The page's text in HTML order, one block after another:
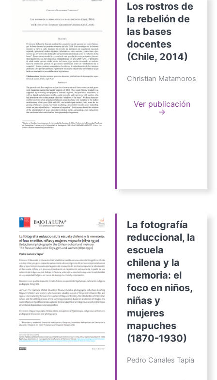
Los rostros de
la rebelión de
las bases
docentes
(Chile, 2014)
Christian Matamoros
Ver publicación
→
La fotografía
reduccional, la
escuela
chilena y la
memoria: el
foco en niños,
niñas y
mujeres
mapuches
(1870-1930)
Pedro Canales Tapia